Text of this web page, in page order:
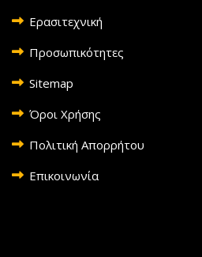
Ερασιτεχνική
Προσωπικότητες
Sitemap
Όροι Χρήσης
Πολιτική Απορρήτου
Επικοινωνία